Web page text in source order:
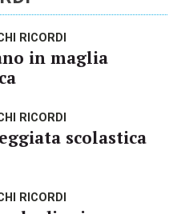
RICORDI
in maglia
RICORDI
scolastica
RICORDI